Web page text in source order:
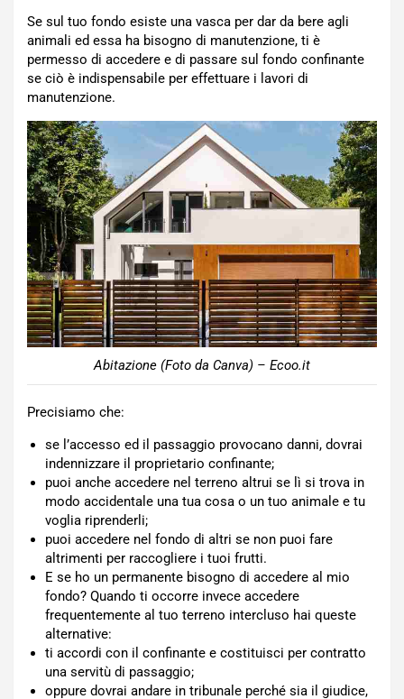
Se sul tuo fondo esiste una vasca per dar da bere agli
animali ed essa ha bisogno di manutenzione, ti è
permesso di accedere e di passare sul fondo confinante
se ciò è indispensabile per effettuare i lavori di
manutenzione.
Abitazione (Foto da Canva) – Ecoo.it
Precisiamo che:
se l’accesso ed il passaggio provocano danni, dovrai
indennizzare il proprietario confinante;
puoi anche accedere nel terreno altrui se lì si trova in
modo accidentale una tua cosa o un tuo animale e tu
voglia riprenderli;
puoi accedere nel fondo di altri se non puoi fare
altrimenti per raccogliere i tuoi frutti.
E se ho un permanente bisogno di accedere al mio
fondo? Quando ti occorre invece accedere
frequentemente al tuo terreno intercluso hai queste
alternative:
ti accordi con il confinante e costituisci per contratto
una servitù di passaggio;
oppure dovrai andare in tribunale perché sia il giudice,